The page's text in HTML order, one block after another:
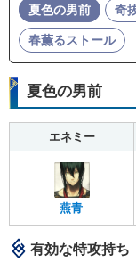
夏色の男前
奇
春薫るストール
夏色の男前
エネミー
燕青
有効な特攻持ち